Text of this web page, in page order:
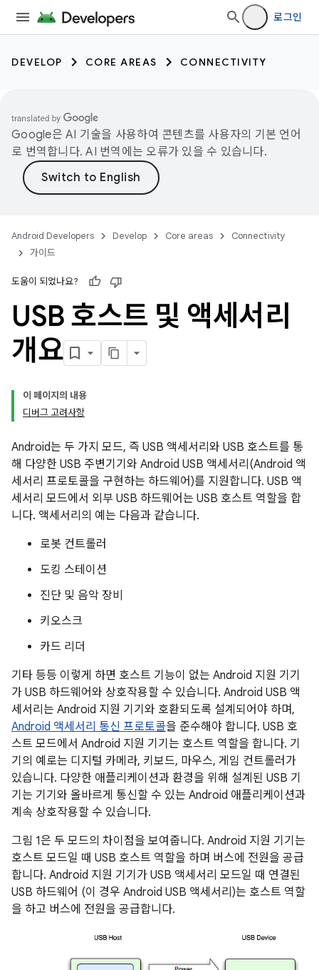
로그인
DEVELOP CORE AREAS CONNECTIVITY
Google은 AI 기술을 사용하여 콘텐츠를 사용자의 기본 언어
로 번역합니다. AI 번역에는 오류가 있을 수 있습니다.
Android Developers Develop Core areas
Connectivity
가이드
도움이 되었나요?
USB 호스트 및 액세서리
개요
이 페이지의 내용
디버그 고려사항
Android는 두 가지 모드, 즉 USB 액세서리와 USB 호스트를 통
해 다양한 USB 주변기기와 Android USB 액세서리(Android 액
세서리 프로토콜을 구현하는 하드웨어)를 지원합니다. USB 액
세서리 모드에서 외부 USB 하드웨어는 USB 호스트 역할을 합
니다. 액세서리의 예는 다음과 같습니다.
로봇 컨트롤러
도킹 스테이션
진단 및 음악 장비
키오스크
카드 리더
기타 등등 이렇게 하면 호스트 기능이 없는 Android 지원 기기
가 USB 하드웨어와 상호작용할 수 있습니다. Android USB 액
세서리는 Android 지원 기기와 호환되도록 설계되어야 하며,
Android 액세서리 통신 프로토콜을 준수해야 합니다. USB 호
스트 모드에서 Android 지원 기기는 호스트 역할을 합니다. 기
기의 예로는 디지털 카메라, 키보드, 마우스, 게임 컨트롤러가
있습니다. 다양한 애플리케이션과 환경을 위해 설계된 USB 기
기는 기기와 올바르게 통신할 수 있는 Android 애플리케이션과
계속 상호작용할 수 있습니다.
그림 1은 두 모드의 차이점을 보여줍니다. Android 지원 기기는
호스트 모드일 때 USB 호스트 역할을 하며 버스에 전원을 공급
합니다. Android 지원 기기가 USB 액세서리 모드일 때 연결된
USB 하드웨어 (이 경우 Android USB 액세서리)는 호스트 역할
을 하고 버스에 전원을 공급합니다.